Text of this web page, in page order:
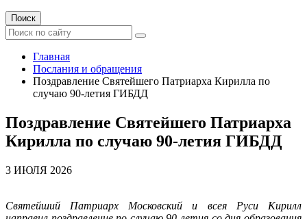
Поиск
Главная
Послания и обращения
Поздравление Святейшего Патриарха Кирилла по
случаю 90-летия ГИБДД
Поздравление Святейшего Патриарха
Кирилла по случаю 90-летия ГИБДД
3 ИЮЛЯ 2026
Святейший Патриарх Московский и всея Руси Кирилл